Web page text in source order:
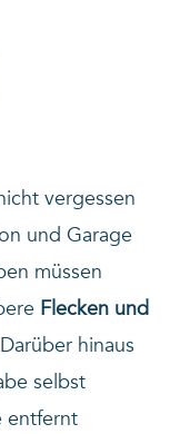
vergessen
und Garage
müssen
Flecken und
hinaus
selbst
entfernt